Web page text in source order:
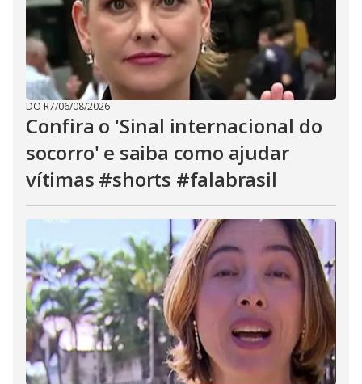
DO R7/06/08/2026
Confira o 'Sinal internacional do
socorro' e saiba como ajudar
vítimas #shorts #falabrasil